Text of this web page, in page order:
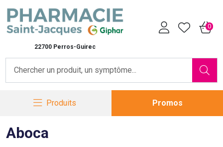
22700 Perros-Guirec
0
Produits Promos
Aboca